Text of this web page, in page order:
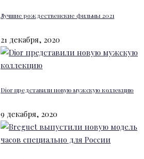
Лучшие рождественские фильмы 2021
21 декабря, 2020
Dior представили новую мужскую коллекцию
9 декабря, 2020